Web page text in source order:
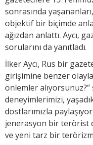
sonrasında
objektif bir biçimde
ağızdan anlattı. Aycı,
sorularını da yanıtladı.
İlker Aycı, Rus bir
girişimine benzer
önlemler
deneyimlerimizi,
dostlarımızla
jenerasyon bir terörist
ve yeni tarz bir